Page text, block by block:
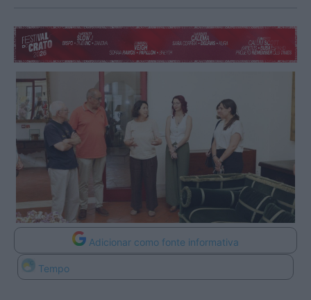
Adicionar como fonte informativa
Tempo